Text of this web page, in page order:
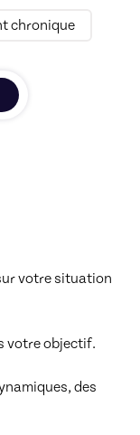
chronique
votre situation
votre objectif.
des